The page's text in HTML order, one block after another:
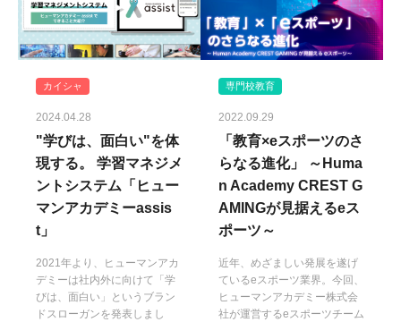
カイシャ
2024.04.28
"学びは、面白い"を体
現する。 学習マネジメ
ントシステム「ヒュー
マンアカデミーassis
t」
2021年より、ヒューマンアカ
デミーは社内外に向けて「学
びは、面白い」というブラン
ドスローガンを発表しまし
専門校教育
2022.09.29
「教育×eスポーツのさ
らなる進化」 ～Huma
n Academy CREST G
AMINGが見据えるeス
ポーツ～
近年、めざましい発展を遂げ
ているeスポーツ業界。今回、
ヒューマンアカデミー株式会
社が運営するeスポーツチーム